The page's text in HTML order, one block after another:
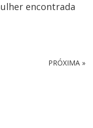
encontrada
PRÓXIMA »